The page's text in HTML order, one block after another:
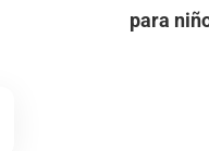
para